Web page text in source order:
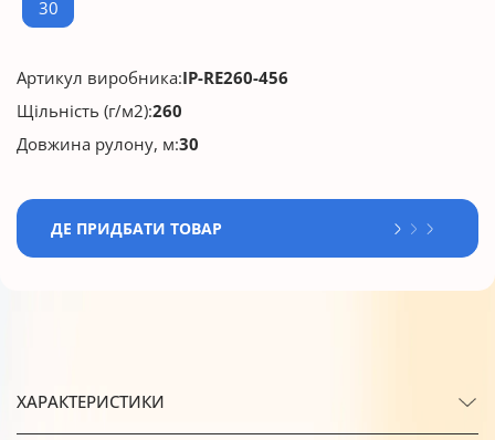
30
Артикул виробника:IP-RE260-456
Щільність (г/м2):260
Довжина рулону, м:30
ДЕ ПРИДБАТИ ТОВАР
ХАРАКТЕРИСТИКИ